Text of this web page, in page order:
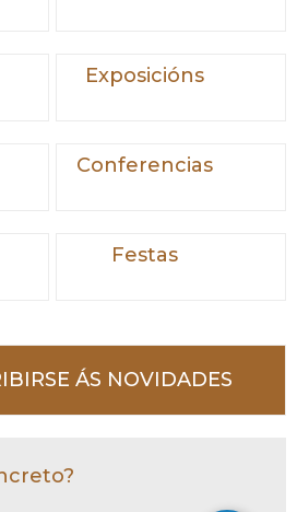
Exposicións
Conferencias
Festas
ÁS NOVIDADES